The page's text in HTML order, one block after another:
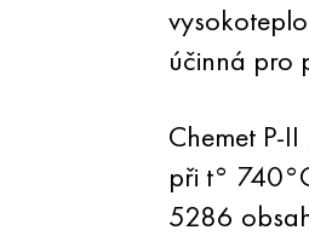
účinná pro
Chemet P-
při t°
5286